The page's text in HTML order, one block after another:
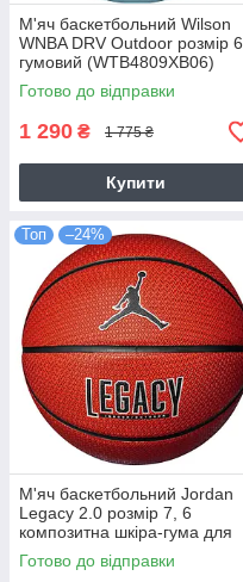
М'яч баскетбольний Wilson
WNBA DRV Outdoor розмір 6
гумовий (WTB4809XB06)
Готово до відправки
1 290 ₴ 1 775 ₴
Купити
Топ –24%
М'яч баскетбольний Jordan
Legacy 2.0 розмір 7, 6
композитна шкіра-гума для
гри зал-вулиця
(J.100.8253.855.07)
Готово до відправки